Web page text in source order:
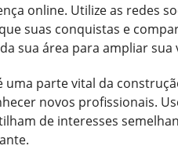
online. Utilize as redes
suas conquistas e
sua área para ampliar sua
parte vital da
novos profissionais.
de interesses